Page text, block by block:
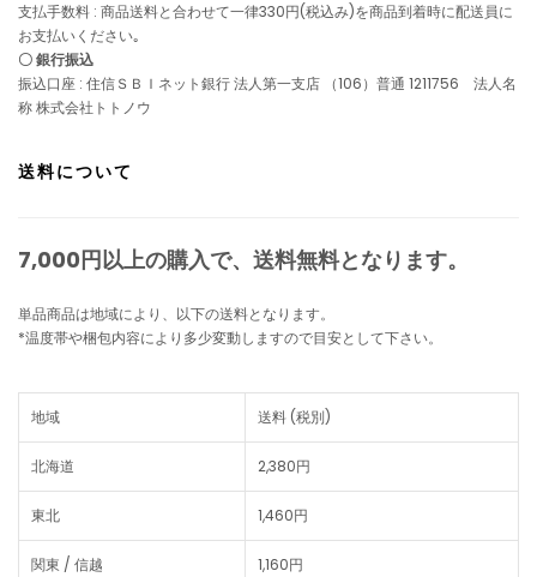
支払手数料 : 商品送料と合わせて一律330円(税込み)を商品到着時に配送員に
お支払いください｡
〇 銀行振込
振込口座 : 住信ＳＢＩネット銀行 法人第一支店 （106）普通 1211756 法人名
称 株式会社トトノウ
送料について
7,000円以上の購入で、 送料無料となります。
単品商品は地域により、以下の送料となります。
*温度帯や梱包内容により多少変動しますので目安として下さい。
地域 送料 (税別)
北海道 2,380円
東北 1,460円
関東 / 信越 1,160円